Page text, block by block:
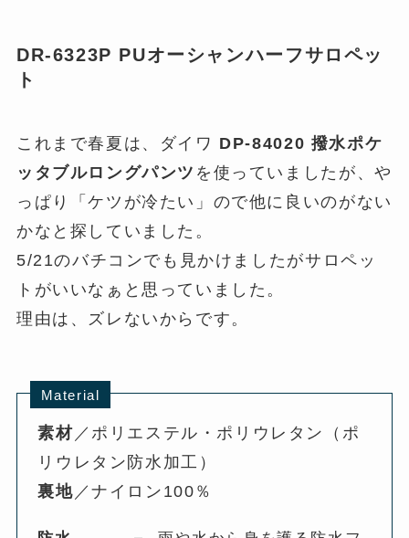
DR-6323P PUオーシャンハーフサロペッ
ト
これまで春夏は、ダイワ DP-84020 撥水ポケ
ッタブルロングパンツ を使っていましたが、や
っぱり「ケツが冷たい」ので他に良いのがない
かなと探していました。
5/21のバチコンでも見かけましたがサロペッ
トがいいなぁと思っていました。
理由は、ズレないからです。
Material
素材 ／ポリエステル・ポリウレタン（ポ
リウレタン防水加工）
裏地 ／ナイロン100％